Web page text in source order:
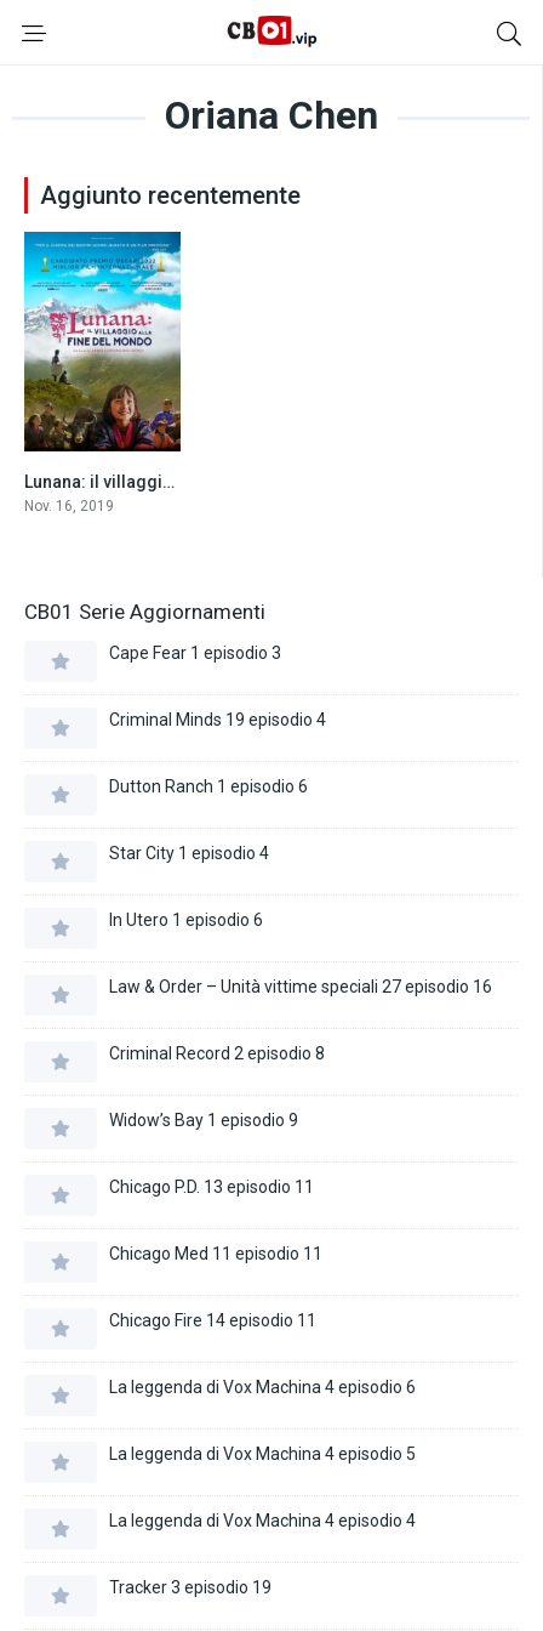
Oriana Chen
Aggiunto recentemente
7.4Lunana: il villaggio alla fine del mondo (2019)
Nov. 16, 2019
CB01 Serie Aggiornamenti
Cape Fear 1 episodio 3
Criminal Minds 19 episodio 4
Dutton Ranch 1 episodio 6
Star City 1 episodio 4
In Utero 1 episodio 6
Law & Order – Unità vittime speciali 27 episodio 16
Criminal Record 2 episodio 8
Widow’s Bay 1 episodio 9
Chicago P.D. 13 episodio 11
Chicago Med 11 episodio 11
Chicago Fire 14 episodio 11
La leggenda di Vox Machina 4 episodio 6
La leggenda di Vox Machina 4 episodio 5
La leggenda di Vox Machina 4 episodio 4
Tracker 3 episodio 19